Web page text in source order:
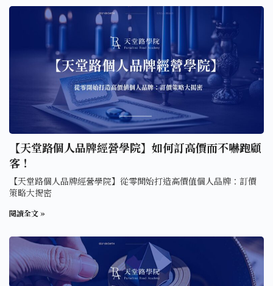
【天堂路個人品牌經營學院】如何訂高價而不嚇跑顧
客！
【天堂路個人品牌經營學院】從零開始打造高價值個人品牌：訂價
策略大揭密
閱讀全文 »